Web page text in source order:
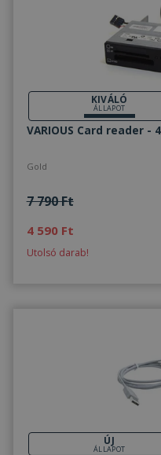
KIVÁLÓ
ÁLLAPOT
VARIOUS Card reader -
Gold
7 790 Ft
4 590 Ft
Utolsó darab!
ÚJ
ÁLLAPOT